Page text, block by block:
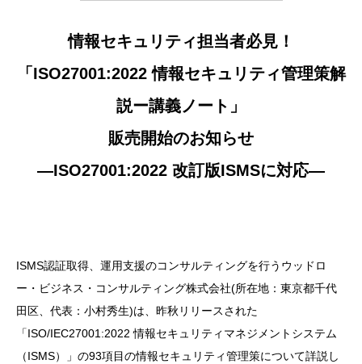
情報セキュリティ担当者必見！
「ISO27001:2022 情報セキュリティ管理策解
説ー講義ノート」
販売開始のお知らせ
―ISO27001:2022 改訂版ISMSに対応―
ISMS認証取得、運用支援のコンサルティングを行うウッドロ
ー・ビジネス・コンサルティング株式会社(所在地：東京都千代
田区、代表：小村秀生)は、昨秋リリースされた
「ISO/IEC27001:2022 情報セキュリティマネジメントシステム
（ISMS）」の93項目の情報セキュリティ管理策について詳説し